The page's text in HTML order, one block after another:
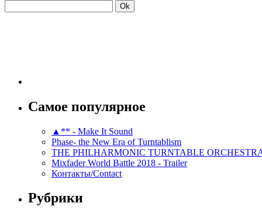
Самое популярное
▲** - Make It Sound
Phase- the New Era of Turntablism
THE PHILHARMONIC TURNTABLE
Mixfader World Battle 2018 - Trailer
Контакты/Contact
Рубрики